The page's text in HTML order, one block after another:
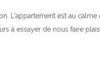
L'appartement est au
à essayer de nous faire